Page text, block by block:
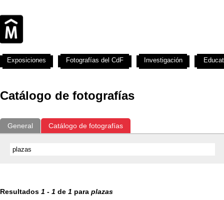
Catálogo de fotografías
General Catálogo de fotografías
Resultados 1 - 1 de 1 para plazas
Exposiciones Fotografías del CdF Investigación